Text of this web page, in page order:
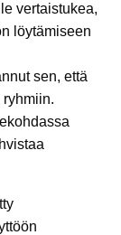
vertaistukea,
löytämiseen
sen, että